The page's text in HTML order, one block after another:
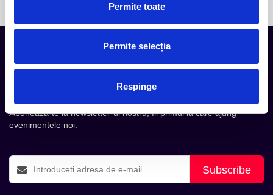
Permite toate
Permite selecția
Respinge
Tot ce te intereseaza, direct in
Aboneaza-te la newsletter-ul nostru, fii primul la care ajung
evenimentele noi.
Subscribe